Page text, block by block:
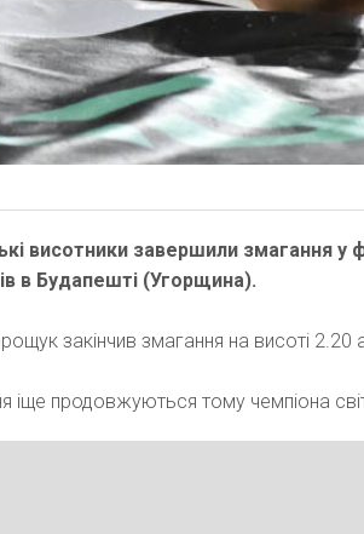
висотники завершили змагання у
в Будапешті (Угорщина).
закінчив змагання на висоті 2.20
іще продовжуються тому чемпіона